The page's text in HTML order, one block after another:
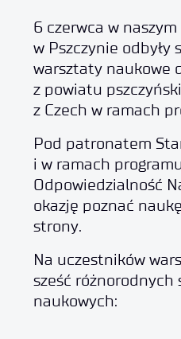
6 czerwca w
w Pszczynie odbyły
warsztaty naukowe
z powiatu
z Czech w ramach
Pod patronatem
i w ramach
Odpowiedzialność
okazję poznać
strony.
Na uczestników
sześć różnorodnych
naukowych: